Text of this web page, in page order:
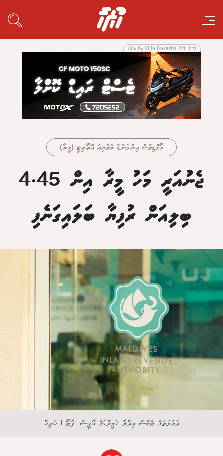
Adv by Villa Hakatha Pvt. Ltd
މޯލްޑިވްސް އިންލަންޑް ރެވެނިއު އޮތޯރިޓީ (މީރާ)
ޖެނުއަރީ މަހު މީރާ އިން 4.45
ބިލިއަން ރުފިޔާ ބަލައިގަނެފި
ދައުލަތުގެ ޓެކްސް އިދާރާ (މީރާ)ގެ އޮފީސް. ފޮޓޯ | ހުރިހާ